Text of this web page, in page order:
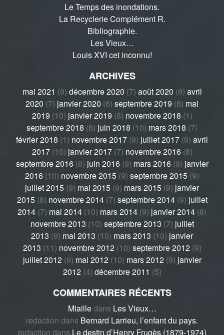
Le Temps des inondations.
La Recyclerie Complément R.
Bibliographie.
Les Vieux…
Louis XVI cet inconnu!
ARCHIVES
mai 2021 (9) décembre 2020 (7) août 2020 (8) avril
2020 (7) janvier 2020 (6) septembre 2019 (8) mai
2019 (10) janvier 2019 (8) novembre 2018 (1)
septembre 2018 (8) juin 2018 (10) mars 2018 (7)
février 2018 (1) novembre 2017 (9) juillet 2017 (9) avril
2017(10) janvier 2017(7) novembre 2016(8)
septembre 2016(8) juin 2016(9) mars 2016(9) janvier
2016 (10) novembre 2015 (9) septembre 2015 (9)
juillet 2015 (9) mai 2015 (9) mars 2015 (9) janvier
2015(8) novembre 2014(7) septembre 2014(9) juillet
2014 (7) mai 2014 (10) mars 2014 (9) janvier 2014 (8)
novembre 2013 (10) septembre 2013 (7) juillet
2013 (9) mai 2013 (10) mars 2013 (10) janvier
2013 (11) novembre 2012 (10) septembre 2012 (9)
juillet 2012(9) mai 2012(10) mars 2012(9) janvier
2012(4) décembre 2011 (5)
COMMENTAIRES RÉCENTS
Miailledans Les Vieux…
redaction dans Bernard Larrieu, l’enfant du pays.
redaction dans Le destin d’Henry Frugès (1879-1974)